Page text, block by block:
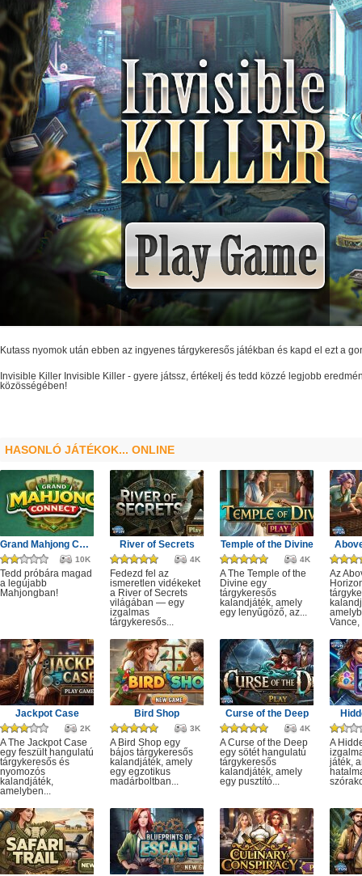
Kutass nyomok után ebben az ingyenes tárgykeresős játékban és kapd el ezt a
Invisible Killer - gyere játssz, értékelj és tedd közzé legjobb
Invisible Killer
közösségében!
HASONLÓ JÁTÉKOK... ONLINE
Grand Mahjong Connect
10K
Tedd próbára magad
a legújabb
Mahjongban!
River of Secrets
4K
Fedezd fel az
ismeretlen vidékeket
a River of Secrets
világában — egy
izgalmas
tárgykeresős...
Temple of the Divine
4K
A The Temple of the
Divine egy
tárgykeresős
kalandjáték, amely
egy lenyűgöző, az...
Az
Vance,
Jackpot Case
2K
A The Jackpot Case
egy feszült hangulatú
tárgykeresős és
nyomozós
kalandjáték,
amelyben...
Bird Shop
3K
A Bird Shop egy
bájos tárgykeresős
kalandjáték, amely
egy egzotikus
madárboltban...
Curse of the Deep
4K
A Curse of the Deep
egy sötét hangulatú
tárgykeresős
kalandjáték, amely
egy pusztító...
A
játék,